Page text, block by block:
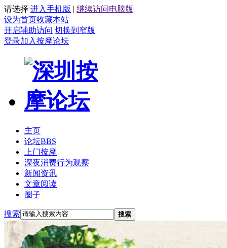
请选择 进入手机版 | 继续访问电脑版
设为首页收藏本站
开启辅助访问 切换到窄版
登录加入按摩论坛
主页
论坛BBS
上门按摩
深夜消费行为观察
新闻资讯
文章阅读
圈子
搜索 搜索